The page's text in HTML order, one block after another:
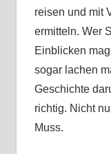
reisen und mit
ermitteln. Wer
Einblicken
sogar lachen
Geschichte
richtig. Nicht
Muss.